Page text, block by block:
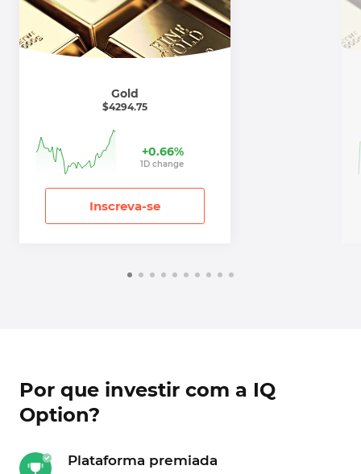
Gold
$4294.75
+0.66%
1D change
Inscreva-se
Por que investir com a IQ
Option?
Plataforma premiada